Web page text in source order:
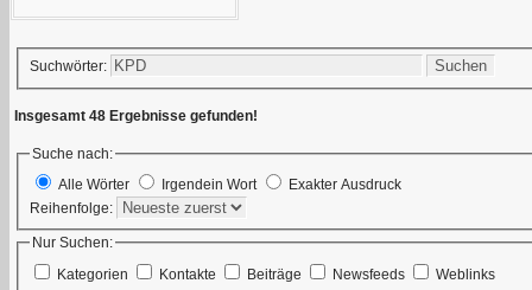
Suchwörter: Suchen
Insgesamt 48 Ergebnisse gefunden!
Suche nach:
Alle Wörter
Irgendein Wort
Exakter Ausdruck
Reihenfolge:
Nur Suchen:
Kategorien
Kontakte Beiträge Newsfeeds Weblinks